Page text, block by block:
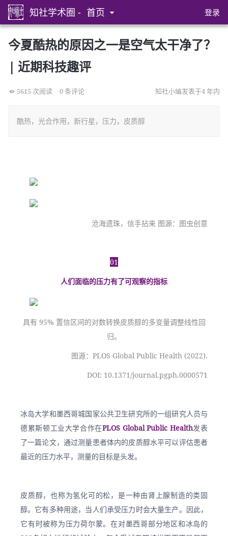
知社学术圈 - 首页 登录
今夏酷热的原因之一是空气太干净了？
| 近期科技趣评
5615 次阅读 0 条评论 知社小编发表于4 年内
酷热，光合作用，新行星，压力，皮质醇
沧海遗珠，信手拈来 图源：图虫创意
01
人们面临的压力有了可观察的指标
具有 95% 置信区间的对数转换皮质醇的多变量调整线性回
归。
图源：PLOS Global Public Health (2022).
DOI: 10.1371/journal.pgph.0000571
冰岛大学和墨西哥城国家公共卫生研究所的一组研究人员与
德累斯顿工业大学合作在PLOS Global Public Health发表
了一篇论文，通过测量患者体内的皮质醇水平可以评估患者
最近的压力水平，测量的目标是头发。
皮质醇，也称为氢化可的松，是一种由肾上腺制造的类固
醇。它有多种用途，当人们承受压力时会大量生产。因此，
它有时被称为压力荷尔蒙。在对墨西哥部分地区和冰岛的